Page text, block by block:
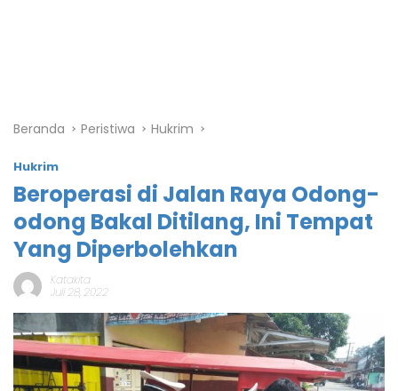
Beranda Peristiwa Hukrim
Hukrim
Beroperasi di Jalan Raya Odong-
odong Bakal Ditilang, Ini Tempat
Yang Diperbolehkan
Katakita
Juli 28, 2022